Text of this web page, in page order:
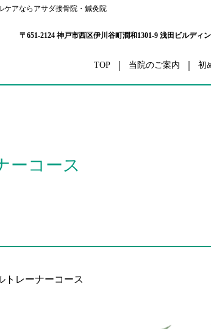
ケアならアサダ接骨院・鍼灸院
〒651-2124 神戸市西区伊川谷町潤和1301-9 浅田ビルディ
TOP 当院のご案内 初
ーコース
トレーナーコース